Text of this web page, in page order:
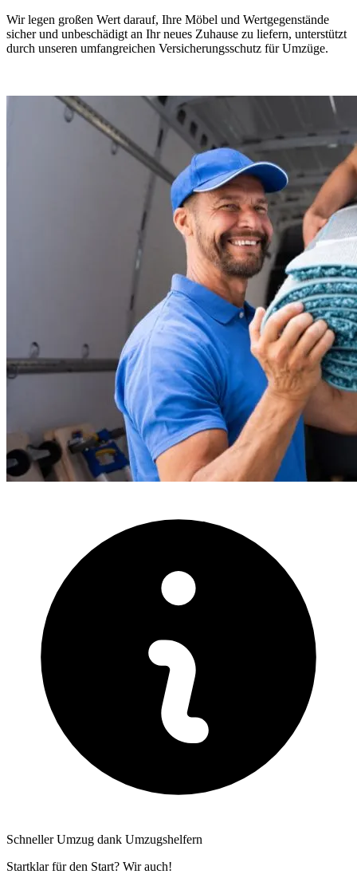
Wir legen großen Wert darauf, Ihre Möbel und Wertgegenstände
sicher und unbeschädigt an Ihr neues Zuhause zu liefern, unterstützt
durch unseren umfangreichen Versicherungsschutz für Umzüge.
Schneller Umzug dank Umzugshelfern
Startklar für den Start? Wir auch!